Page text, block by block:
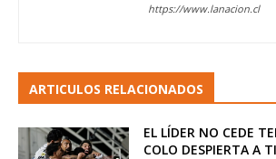
https://www.lanacion.cl
ARTICULOS RELACIONADOS
EL LÍDER NO CEDE
COLO DESPIERTA A